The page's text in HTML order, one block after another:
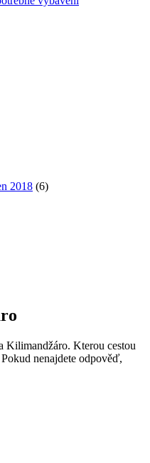
2018 (6)
Kilimandžáro. Kterou cestou
nenajdete odpověď,